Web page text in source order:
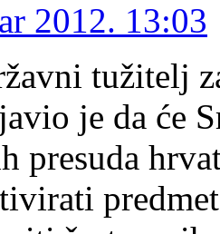
2012. 13:03
tužitelj
je da će
presuda